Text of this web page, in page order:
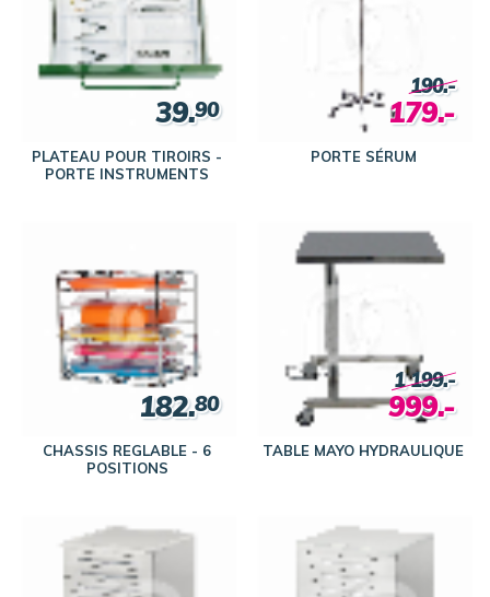
PLATEAU POUR TIROIRS -
PORTE INSTRUMENTS
39.90
PORTE SÉRUM
190.-
179.-
CHASSIS REGLABLE - 6
POSITIONS
182.80
TABLE MAYO HYDRAULIQUE
1 199.-
999.-